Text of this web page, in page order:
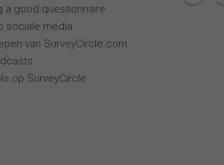
a good questionnaire
sociale media
van SurveyCircle.com
op SurveyCircle